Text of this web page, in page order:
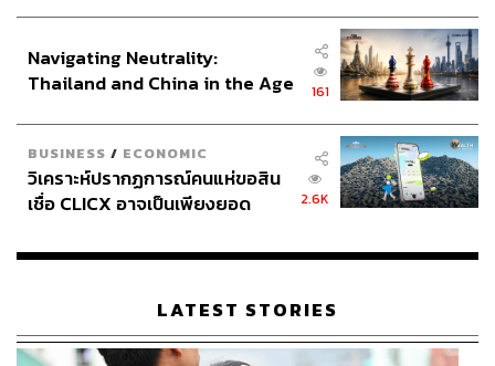
Navigating Neutrality:
Thailand and China in the Age
161
BUSINESS / ECONOMIC
วิเคราะห์ปรากฏการณ์คนแห่ขอสิน
เชื่อ CLICX อาจเป็นเพียงยอด
เรือนไทยที่ถูกซุกไว้
2.6K
LATEST STORIES